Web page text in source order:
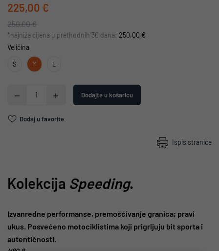
225,00 €
250,00 €
*najniža cijena u prethodnih 30 dana: 250,00 €
Veličina
S M L
Dodajte u košaricu
Dodaj u favorite
Ispis stranice
Kolekcija Speeding.
Izvanredne performanse, premošćivanje granica; pravi
ukus. Posvećeno motociklistima koji prigrljuju bit sporta i
autentičnosti.